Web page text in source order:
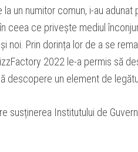
la un numitor comun, i-au
ceea ce privește mediul
noi. Prin dorința lor de a se
2022 le-a permis să
descopere un element de
susținerea Institutului de